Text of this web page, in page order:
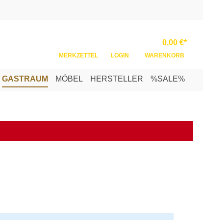
MERKZETTEL LOGIN
0,00 €*
WARENKORB
GASTRAUM MÖBEL HERSTELLER %SALE%